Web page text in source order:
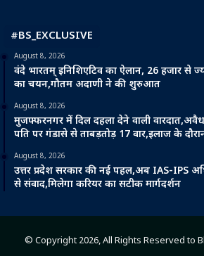
#BS_EXCLUSIVE
August 8, 2026
वंदे भारतम् इनिशिएटिव का ऐलान, 26 हजार से
का चयन,गौतम अदाणी ने की शुरुआत
August 8, 2026
मुजफ्फरनगर में दिल दहला देने वाली
पति पर गंडासे से ताबड़तोड़ 17 वार,इलाज के
August 8, 2026
उत्तर प्रदेश सरकार की नई पहल,अब IAS-IPS
से संवाद,मिलेगा करियर का सटीक मार्गदर्शन
© Copyright 2026, All Rights Reserved to